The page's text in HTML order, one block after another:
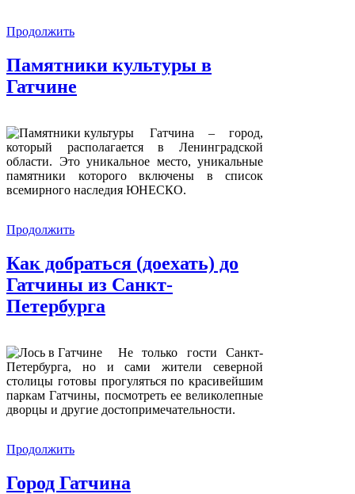
Продолжить
Памятники культуры в
Гатчине
Гатчина – город,
который располагается в Ленинградской
области. Это уникальное место, уникальные
памятники которого включены в список
всемирного наследия ЮНЕСКО.
Продолжить
Как добраться (доехать) до
Гатчины из Санкт-
Петербурга
Не только гости Санкт-
Петербурга, но и сами жители северной
столицы готовы прогуляться по красивейшим
паркам Гатчины, посмотреть ее великолепные
дворцы и другие достопримечательности.
Продолжить
Город Гатчина